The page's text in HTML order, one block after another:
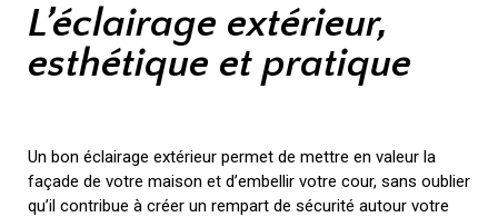
L’éclairage extérieur,
esthétique et pratique
Un bon éclairage extérieur permet de mettre en valeur la
façade de votre maison et d’embellir votre cour, sans oublier
qu’il contribue à créer un rempart de sécurité autour votre